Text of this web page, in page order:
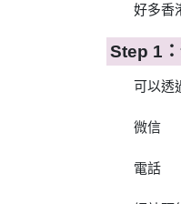
好多香
Step 1
可以透
微信
電話